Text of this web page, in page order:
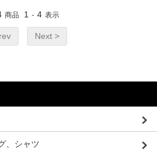
商品 1 - 4 表示
Next >
、シャツ